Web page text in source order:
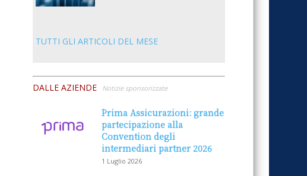
TUTTI GLI ARTICOLI DEL MESE
DALLE AZIENDE Notizie sponsorizzate
Prima Assicurazioni: grande
partecipazione alla
Convention degli
intermediari partner 2026
1 Luglio 2026